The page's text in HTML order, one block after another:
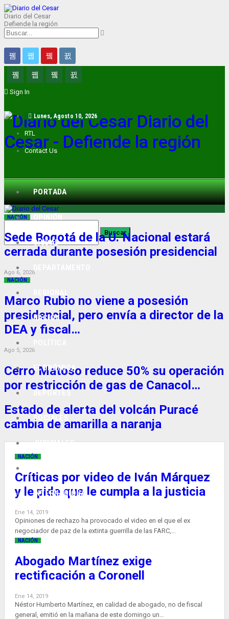
Diario del Cesar
Defiende la región
Sign In
Lunes, Agosto 10, 2026
RTL
Contact Us
Diario del
Cesar - Defiende la región
PORTADA
CIUDAD
NACIÓN
ECONÓMICA
SOCIALES
JUDICIALES
INTERNACIONAL
NACIÓN
Sede Bogotá de la U. Nacional estará
cerrada durante posesión presidencial
Ago 6, 2026
NACIÓN
Marco Rubio no viene a posesión
presidencial, pero envía a director de la
DEA y fiscal…
Ago 5, 2026
Cerro Matoso reduce 50% su operación
por restricción de gas de Canacol…
Estado de alerta del volcán Puracé
cambia de amarilla a naranja
NACIÓN
Críticas por video de Iván Márquez
y le pide que le cumpla a la justicia
Ene 14, 2019
Opiniones de rechazo ha provocado el video en el que el ex
negociador de paz de la extinta guerrilla de las FARC,…
NACIÓN
Abogado Martínez exige
rectificación a Coronell
Ene 14, 2019
Néstor Humberto Martínez, en calidad de abogado, no de fiscal
general, emitió en la mañana de este domingo un…